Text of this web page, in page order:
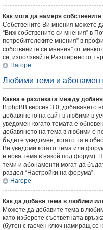
Как мога да намеря
Собствените Ви мнения можете
“Виж собствените си мнения” в
потребителските мнения” в
собствените си мнения” от
си, използвайте Разширеното
Нагоре
Любими теми и
Каква е разликата между
В phpBB версия 3.0, добавянето
добавянето на сайт в любими в
уведомен когато темата е
добавянето на тема в любими е
бъдете уведомен, когато тя е
Ви уведоми когато тема или
е нова тема в някой под форум).
теми и абонаменти могат да
раздел “Настройки на форума”.
Нагоре
Как да добавя тема в любими
Можете да добавите тема в
като изберете съответната
(бутон с гаечен ключ намиращ се